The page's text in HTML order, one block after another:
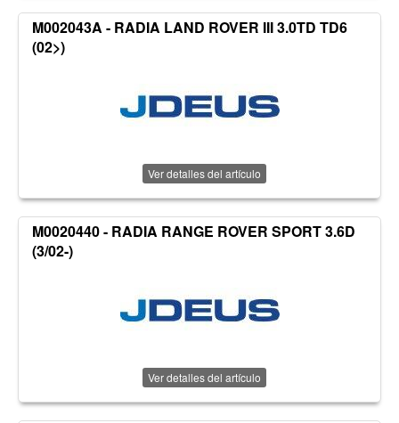
M002043A - RADIA LAND ROVER III 3.0TD TD6
(02>)
Ver detalles del artículo
M0020440 - RADIA RANGE ROVER SPORT 3.6D
(3/02-)
Ver detalles del artículo